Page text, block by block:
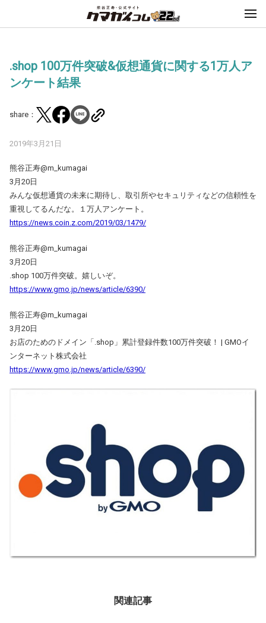
.shop 100万件突破&仮想通貨に関する1万人ア
ンケート結果
share：
2019年3月21日
熊谷正寿@m_kumagai
3月20日
みんな仮想通貨の未来に期待し、取引所やセキュリティなどの信頼性を
重視してるんだな。１万人アンケート。
https://news.coin.z.com/2019/03/1479/
熊谷正寿@m_kumagai
3月20日
.shop 100万件突破。嬉しいぞ。
https://www.gmo.jp/news/article/6390/
熊谷正寿@m_kumagai
3月20日
お店のためのドメイン「.shop」累計登録件数100万件突破！ | GMOイ
ンターネット株式会社
https://www.gmo.jp/news/article/6390/
関連記事